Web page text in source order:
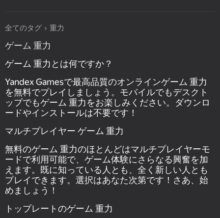
全てのタグ 重力
ゲーム 重力
ゲーム 重力とは何ですか？
Yandex Gamesで最高品質のオンラインゲーム 重力
を無料でプレイしましょう。モバイルでもデスクト
ップでもゲーム 重力をお楽しみください。ダウンロ
ードやインストールは不要です！
マルチプレイヤー ゲーム 重力
無料のゲーム 重力のほとんどはマルチプレイヤーモ
ードで利用可能で、ゲーム体験にさらなる興奮を加
えます。既に知っている人とも、全く新しい人とも
プレイできます。選択はあなた次第です！さあ、始
めましょう！
トップレートのゲーム 重力